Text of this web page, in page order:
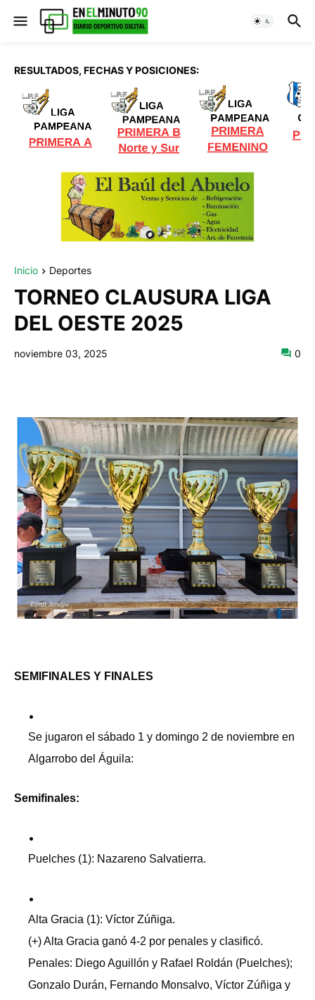
RESULTADOS, FECHAS Y POSICIONES:
Inicio Deportes
TORNEO CLAUSURA LIGA
DEL OESTE 2025
noviembre 03, 2025 0
SEMIFINALES Y FINALES
Se jugaron el sábado 1 y domingo 2 de noviembre en
Algarrobo del Águila:
Semifinales:
Puelches (1): Nazareno Salvatierra.
Alta Gracia (1): Víctor Zúñiga.
(+) Alta Gracia ganó 4-2 por penales y clasificó.
Penales: Diego Aguillón y Rafael Roldán (Puelches);
Gonzalo Durán, Fernando Monsalvo, Víctor Zúñiga y